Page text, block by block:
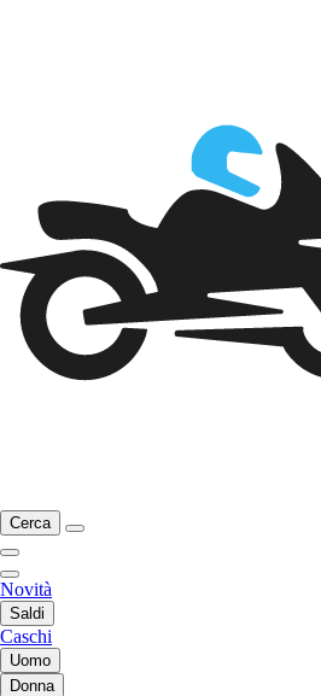
Cerca
Novità
Saldi
Caschi
Uomo
Donna